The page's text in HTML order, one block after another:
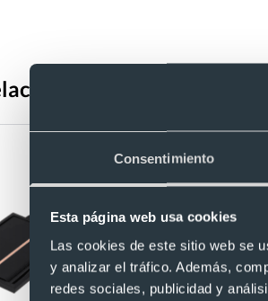
Consentimiento
Esta página web usa cookies
Las cookies de este sitio web se
y analizar el tráfico. Además,
redes sociales, publicidad y
con Set de bloc